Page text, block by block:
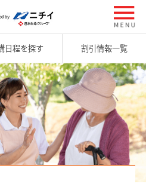
日程を探す 割引情報一覧